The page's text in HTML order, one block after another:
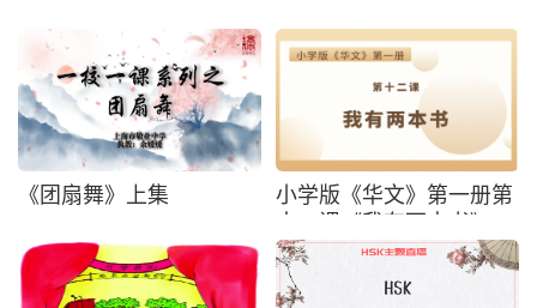
《团扇舞》上集
小学版《华文》第一册第